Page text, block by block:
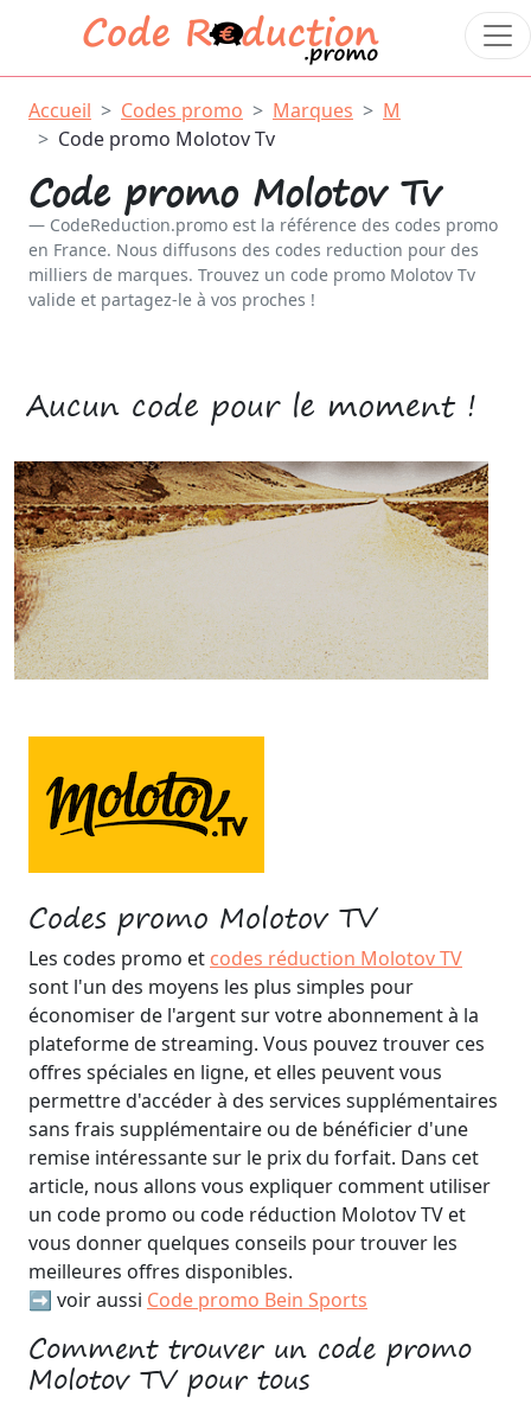
Accueil Codes promo Marques
M
Code promo Molotov Tv
Code promo Molotov Tv
CodeReduction.promo est la référence des codes promo
en France. Nous diffusons des codes reduction pour des
milliers de marques. Trouvez un code promo Molotov Tv
valide et partagez-le à vos proches !
Codes promo Molotov TV
Les codes promo et codes réduction Molotov TV
sont l'un des moyens les plus simples pour
économiser de l'argent sur votre abonnement à la
plateforme de streaming. Vous pouvez trouver ces
offres spéciales en ligne, et elles peuvent vous
permettre d'accéder à des services supplémentaires
sans frais supplémentaire ou de bénéficier d'une
remise intéressante sur le prix du forfait. Dans cet
article, nous allons vous expliquer comment utiliser
un code promo ou code réduction Molotov TV et
vous donner quelques conseils pour trouver les
meilleures offres disponibles.
➡️ voir aussi Code promo Bein Sports
Comment trouver un code promo
Molotov TV pour tous
Aucun code pour le moment !